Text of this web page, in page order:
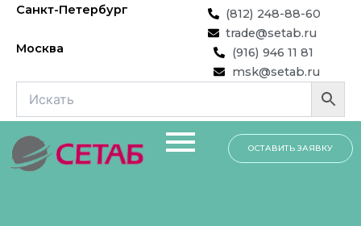
Перейти
содержимому
Санкт-Петербург
(812) 248-88-60
trade@setab.ru
Москва
(916) 946 11 81
msk@setab.ru
ОСТАВИТЬ ЗАЯВКУ